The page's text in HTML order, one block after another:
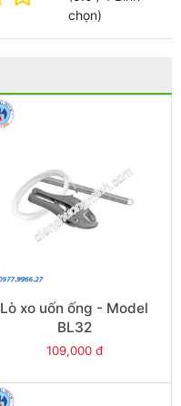
chọn)
Lò xo uốn ống - Model
BL32
109,000 đ